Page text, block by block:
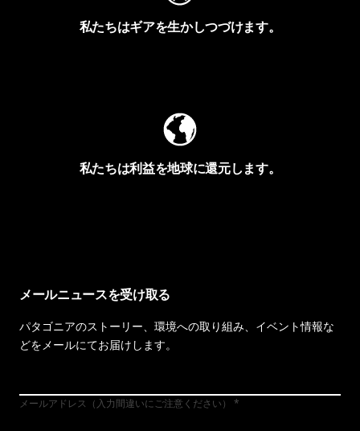
私たちはギアを生かしつづけます。
私たちは利益を地球に還元します。
メールニュースを受け取る
パタゴニアのストーリー、環境への取り組み、イベント情報な
どをメールにてお届けします。
メールアドレス（入力間違いにご注意ください）